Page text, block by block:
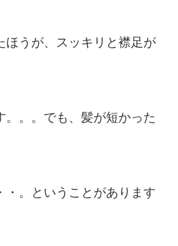
ほうが、スッキリと襟足が
。。。でも、髪が短かった
・。ということがあります